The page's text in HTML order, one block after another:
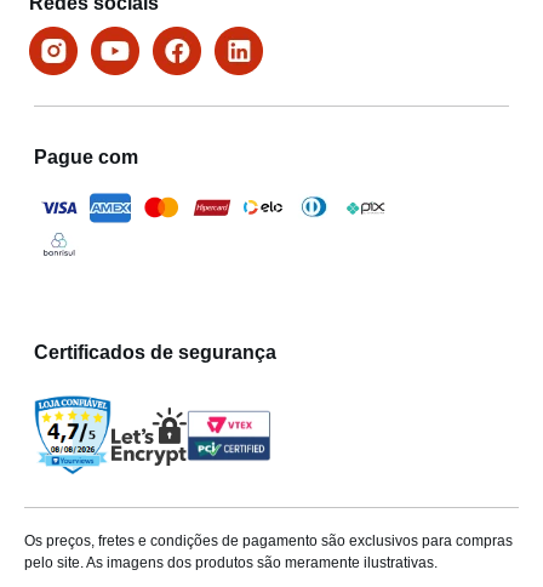
Pague com
Certificados de segurança
Os preços, fretes e condições de pagamento são exclusivos para compras
pelo site. As imagens dos produtos são meramente ilustrativas.